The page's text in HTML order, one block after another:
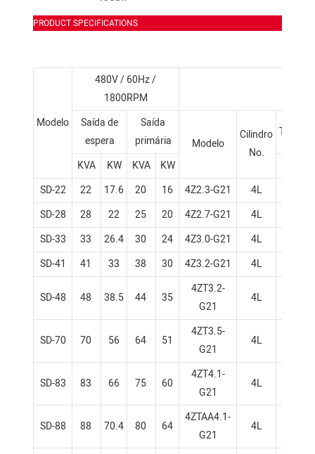
PRODUCT SPECIFICATIONS
Modelo
480V / 60Hz /
1800RPM
Saída de
espera
Saída
primária
Modelo
Cilindro
No.
KVA KW KVA KW
SD-22
22 17.6 20 16 4Z2.3-G21 4L
SD-28
28 22 25 20 4Z2.7-G21 4L
SD-33
33 26.4 30 24 4Z3.0-G21 4L
SD-41
41 33 38 30 4Z3.2-G21 4L
SD-48 48 38.5 44 35
4ZT3.2-
G21
4L
SD-70 70 56 64 51
4ZT3.5-
G21
4L
SD-83 83 66 75 60
4ZT4.1-
G21
4L
SD-88 88 70.4 80 64
4ZTAA4.1-
G21
4L